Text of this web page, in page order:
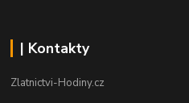
| Kontakty
Zlatnictvi-Hodiny.cz